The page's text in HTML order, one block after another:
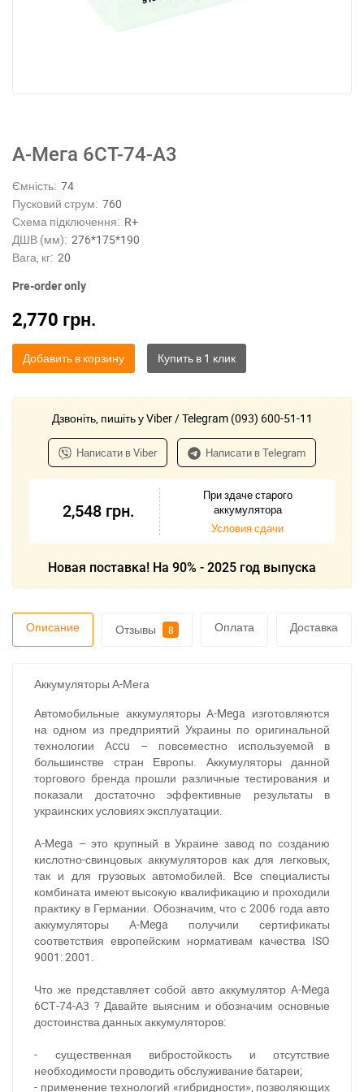
А-Мега 6СТ-74-А3
Ємність: 74
Пусковий струм: 760
Схема підключення: R+
ДШВ (мм): 276*175*190
Вага, кг: 20
Pre-order only
2,770 грн.
Добавить в корзину
Дзвоніть, пишіть у Viber / Telegram (093) 600-51-11
Написати в Viber Написати в Telegram
2,548 грн.
При здаче старого
аккумулятора
Условия сдачи
Новая поставка! На 90% - 2025 год выпуска
Описание Отзывы 8 Оплата Доставка
Аккумуляторы А-Мега
Автомобильные аккумуляторы A-Mega изготовляются
на одном из предприятий Украины по оригинальной
технологии Accu – повсеместно используемой в
большинстве стран Европы. Аккумуляторы данной
торгового бренда прошли различные тестирования и
показали достаточно эффективные результаты в
украинских условиях эксплуатации.
A-Mega – это крупный в Украине завод по созданию
кислотно-свинцовых аккумуляторов как для легковых,
так и для грузовых автомобилей. Все специалисты
комбината имеют высокую квалификацию и проходили
практику в Германии. Обозначим, что с 2006 года авто
аккумуляторы A-Mega получили сертификаты
соответствия европейским нормативам качества ISO
9001: 2001.
Что же представляет собой авто аккумулятор A-Mega
6СТ-74-А3 ? Давайте выясним и обозначим основные
достоинства данных аккумуляторов:
- существенная вибростойкость и отсутствие
необходимости проводить обслуживание батареи;
- применение технологий «гибридности», позволяющих